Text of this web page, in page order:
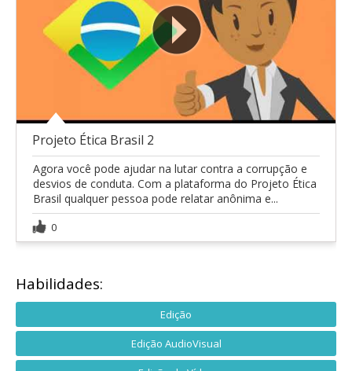
Projeto Ética Brasil 2
Agora você pode ajudar na lutar contra a corrupção e
desvios de conduta. Com a plataforma do Projeto Ética
Brasil qualquer pessoa pode relatar anônima e...
0
Habilidades:
Edição
Edição AudioVisual